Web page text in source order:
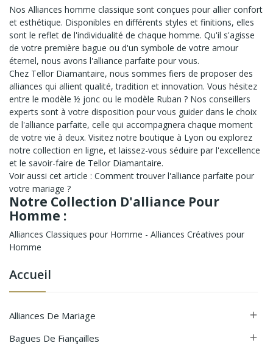
Accueil
Alliances De Mariage 
Bagues De Fiançailles 
Nos Alliances homme classique sont conçues pour allier confort
et esthétique. Disponibles en différents styles et finitions, elles
sont le reflet de l'individualité de chaque homme. Qu'il s'agisse
de votre première bague ou d'un symbole de votre amour
éternel, nous avons l'alliance parfaite pour vous.
Chez Tellor Diamantaire, nous sommes fiers de proposer des
alliances qui allient qualité, tradition et innovation. Vous hésitez
entre le modèle ½ jonc ou le modèle Ruban ? Nos conseillers
experts sont à votre disposition pour vous guider dans le choix
de l'alliance parfaite, celle qui accompagnera chaque moment
de votre vie à deux. Visitez notre boutique à Lyon ou explorez
notre collection en ligne, et laissez-vous séduire par l'excellence
et le savoir-faire de Tellor Diamantaire.
Voir aussi cet article : Comment trouver l'alliance parfaite pour
votre mariage ?
Notre Collection D'alliance Pour
Homme :
Alliances Classiques pour Homme - Alliances Créatives pour
Homme